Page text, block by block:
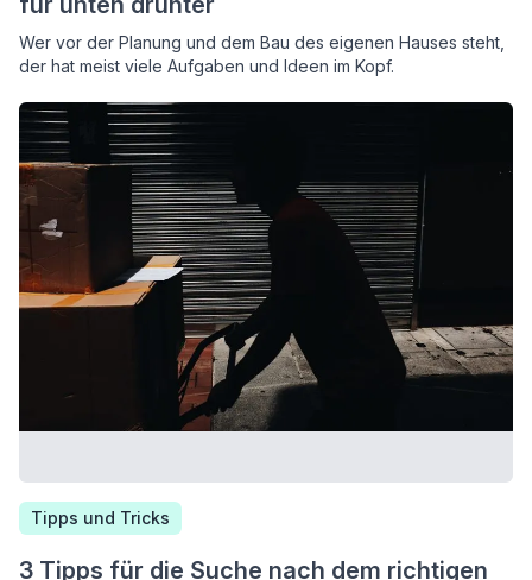
Wer vor der Planung und dem Bau des eigenen Hauses steht,
der hat meist viele Aufgaben und Ideen im Kopf.
Tipps und Tricks
3 Tipps für die Suche nach dem richtigen